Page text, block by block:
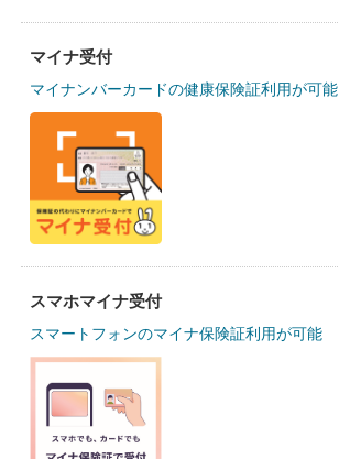
マイナ受付
マイナンバーカードの健康保険証利用が可能
スマホマイナ受付
スマートフォンのマイナ保険証利用が可能